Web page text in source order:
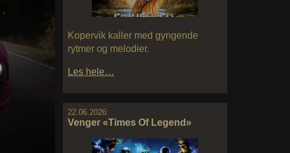
Kopervik kaller med gyngende
rytmer og melodier.
Les hele…
22.06.2026:
Venger «Times Of Legend»